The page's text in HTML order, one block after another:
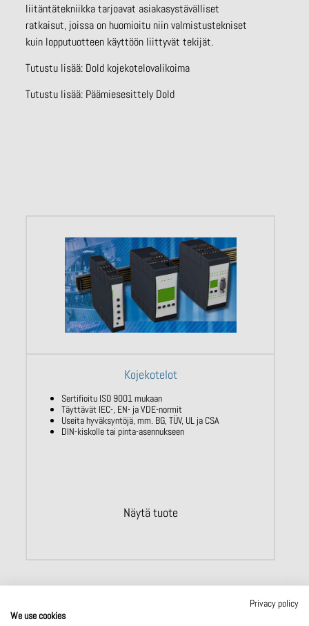
liitäntätekniikka tarjoavat asiakasystävälliset
ratkaisut, joissa on huomioitu niin valmistustekniset
kuin lopputuotteen käyttöön liittyvät tekijät.
Tutustu lisää: Dold kojekotelovalikoima
Tutustu lisää: Päämiesesittely Dold
Kojekotelot
Sertifioitu ISO 9001 mukaan
Täyttävät IEC-, EN- ja VDE-normit
Useita hyväksyntöjä, mm. BG, TÜV, UL ja CSA
DIN-kiskolle tai pinta-asennukseen
Näytä tuote
Privacy policy
We use cookies